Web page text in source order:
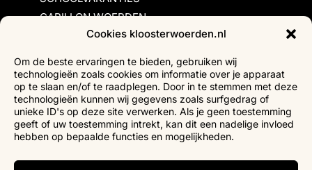
Cookies kloosterwoerden.nl
Om de beste ervaringen te bieden, gebruiken wij
technologieën zoals cookies om informatie over je apparaat
op te slaan en/of te raadplegen. Door in te stemmen met deze
technologieën kunnen wij gegevens zoals surfgedrag of
unieke ID's op deze site verwerken. Als je geen toestemming
geeft of uw toestemming intrekt, kan dit een nadelige invloed
hebben op bepaalde functies en mogelijkheden.
CARILLON WOERDEN
Inschrijvingsvoorwaarden
Bezoekersvoorwaarden
Huurvoorwaarden
Privacyverklaring
Ticketverkoop